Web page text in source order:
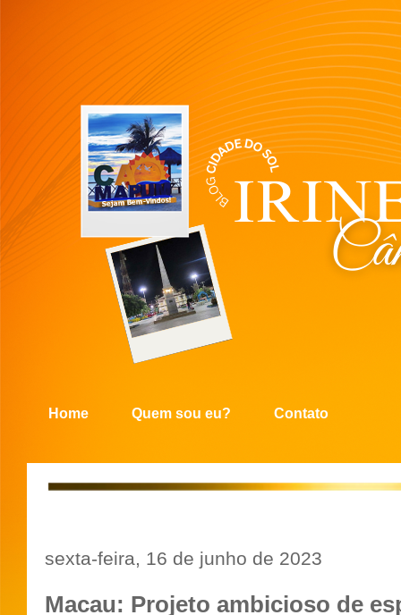
Home Quem sou eu? Contato
sexta-feira, 16 de junho de 2023
Macau: Projeto ambicioso de